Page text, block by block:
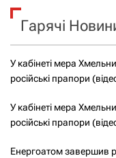
к
Гарячі
У кабінеті мера
російські прапори
У кабінеті мера
російські прапори
Енергоатом завершив